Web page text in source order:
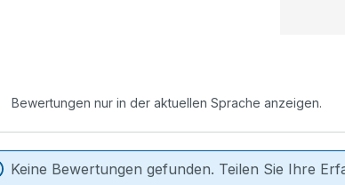
Bewertungen nur in der aktuellen Sprache anzeigen.
Keine Bewertungen gefunden. Teilen Sie Ihre